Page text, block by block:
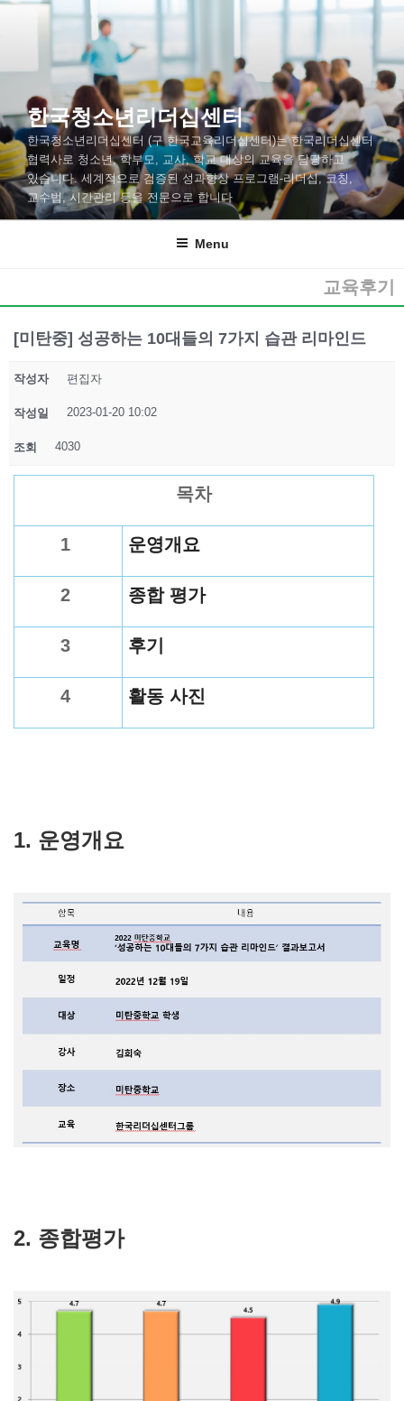
한국청소년리더십센터
한국청소년리더십센터 (구 한국교육리더십센터)는 한국리더십센터
협력사로 청소년, 학부모, 교사, 학교 대상의 교육을 담당하고
있습니다. 세계적으로 검증된 성과향상 프로그램-리더십, 코칭,
교수법, 시간관리 등을 전문으로 합니다
Menu
교육후기
[미탄중] 성공하는 10대들의 7가지 습관 리마인드
작성자 편집자
작성일 2023-01-20 10:02
조회 4030
목차
1 운영개요
2 종합 평가
3 후기
4 활동 사진
1. 운영개요
2. 종합평가